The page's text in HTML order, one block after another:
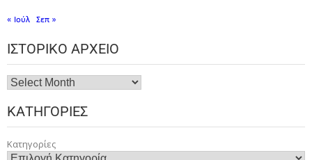
« Ιούλ Σεπ »
ΙΣΤΟΡΙΚΌ ΑΡΧΕΊΟ
ΚΑΤΗΓΟΡΊΕΣ
Κατηγορίες